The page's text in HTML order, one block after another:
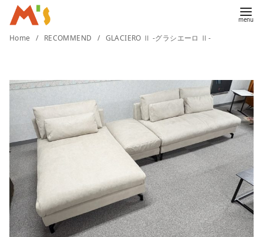
Home RECOMMEND GLACIERO Ⅱ -グラシエーロ Ⅱ-